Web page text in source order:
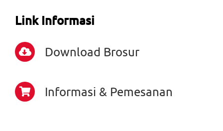
Link Informasi
Download Brosur
Informasi & Pemesanan